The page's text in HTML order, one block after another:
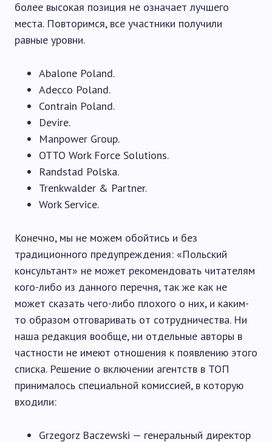
более высокая позиция не означает лучшего
места. Повторимся, все участники получили
равные уровни.
Abalone Poland.
Adecco Poland.
Contrain Poland.
Devire.
Manpower Group.
OTTO Work Force Solutions.
Randstad Polska.
Trenkwalder & Partner.
Work Service.
Конечно, мы не можем обойтись и без
традиционного предупреждения: «Польский
консультант» не может рекомендовать читателям
кого-либо из данного перечня, так же как не
может сказать чего-либо плохого о них, и каким-
то образом отговаривать от сотрудничества. Ни
наша редакция вообще, ни отдельные авторы в
частности не имеют отношения к появлению этого
списка. Решение о включении агентств в ТОП
принималось специальной комиссией, в которую
входили:
Grzegorz Baczewski — генеральный директор